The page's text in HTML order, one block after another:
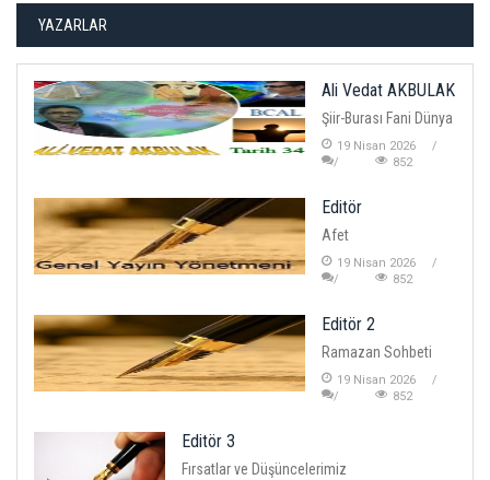
YAZARLAR
Ali Vedat AKBULAK
Şiir-Burası Fani Dünya
19 Nisan 2026
852
Editör
Afet
19 Nisan 2026
852
Editör 2
Ramazan Sohbeti
19 Nisan 2026
852
Editör 3
Fırsatlar ve Düşüncelerimiz